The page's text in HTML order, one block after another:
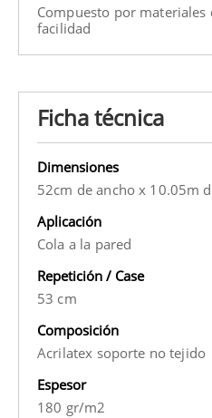
Compuesto por materiales
facilidad
Ficha técnica
Dimensiones
52cm de ancho x 10.05m
Aplicación
Cola a la pared
Repetición / Case
53 cm
Composición
Acrilatex soporte no tejido
Espesor
180 gr/m2